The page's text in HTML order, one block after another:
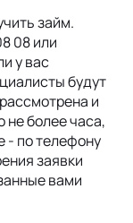
займ.
08 или
у вас
будут
и
не более часа,
- по телефону
заявки
вами